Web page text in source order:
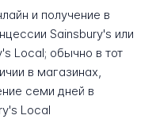
и получение в
Sainsbury's или
Local; обычно в тот
в магазинах,
семи дней в
Local